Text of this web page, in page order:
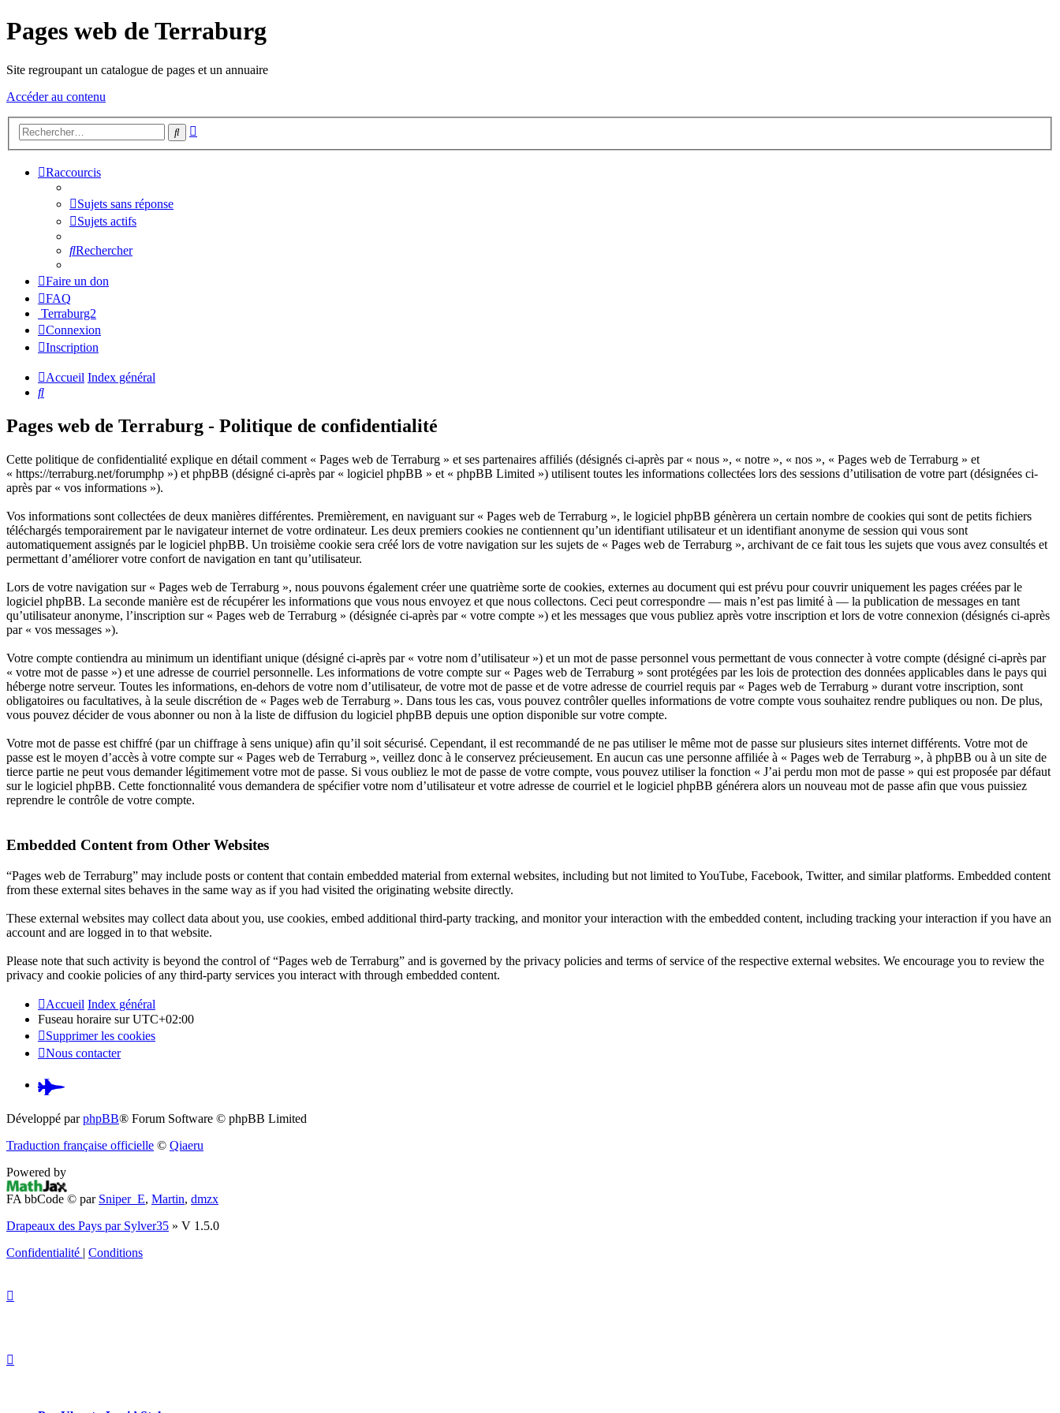
Pages web de Terraburg
Site regroupant un catalogue de pages et un annuaire
Accéder au contenu
Rechercher
Raccourcis
Sujets sans réponse
Sujets actifs
Rechercher
Faire un don
FAQ
Terraburg2
Connexion
Inscription
Accueil Index général
Rechercher
Pages web de Terraburg - Politique de confidentialité
Cette politique de confidentialité explique en détail comment « Pages web de Terraburg » et ses partenaires affiliés (désignés ci-après par « nous », « notre », « nos », « Pages web de Terraburg » et
« https://terraburg.net/forumphp ») et phpBB (désigné ci-après par « logiciel phpBB » et « phpBB Limited ») utilisent toutes les informations collectées lors des sessions d’utilisation de votre part (désignées ci-
après par « vos informations »).
Vos informations sont collectées de deux manières différentes. Premièrement, en naviguant sur « Pages web de Terraburg », le logiciel phpBB génèrera un certain nombre de cookies qui sont de petits fichiers
téléchargés temporairement par le navigateur internet de votre ordinateur. Les deux premiers cookies ne contiennent qu’un identifiant utilisateur et un identifiant anonyme de session qui vous sont
automatiquement assignés par le logiciel phpBB. Un troisième cookie sera créé lors de votre navigation sur les sujets de « Pages web de Terraburg », archivant de ce fait tous les sujets que vous avez consultés et
permettant d’améliorer votre confort de navigation en tant qu’utilisateur.
Lors de votre navigation sur « Pages web de Terraburg », nous pouvons également créer une quatrième sorte de cookies, externes au document qui est prévu pour couvrir uniquement les pages créées par le
logiciel phpBB. La seconde manière est de récupérer les informations que vous nous envoyez et que nous collectons. Ceci peut correspondre — mais n’est pas limité à — la publication de messages en tant
qu’utilisateur anonyme, l’inscription sur « Pages web de Terraburg » (désignée ci-après par « votre compte ») et les messages que vous publiez après votre inscription et lors de votre connexion (désignés ci-après
par « vos messages »).
Votre compte contiendra au minimum un identifiant unique (désigné ci-après par « votre nom d’utilisateur ») et un mot de passe personnel vous permettant de vous connecter à votre compte (désigné ci-après par
« votre mot de passe ») et une adresse de courriel personnelle. Les informations de votre compte sur « Pages web de Terraburg » sont protégées par les lois de protection des données applicables dans le pays qui
héberge notre serveur. Toutes les informations, en-dehors de votre nom d’utilisateur, de votre mot de passe et de votre adresse de courriel requis par « Pages web de Terraburg » durant votre inscription, sont
obligatoires ou facultatives, à la seule discrétion de « Pages web de Terraburg ». Dans tous les cas, vous pouvez contrôler quelles informations de votre compte vous souhaitez rendre publiques ou non. De plus,
vous pouvez décider de vous abonner ou non à la liste de diffusion du logiciel phpBB depuis une option disponible sur votre compte.
Votre mot de passe est chiffré (par un chiffrage à sens unique) afin qu’il soit sécurisé. Cependant, il est recommandé de ne pas utiliser le même mot de passe sur plusieurs sites internet différents. Votre mot de
passe est le moyen d’accès à votre compte sur « Pages web de Terraburg », veillez donc à le conservez précieusement. En aucun cas une personne affiliée à « Pages web de Terraburg », à phpBB ou à un site de
tierce partie ne peut vous demander légitimement votre mot de passe. Si vous oubliez le mot de passe de votre compte, vous pouvez utiliser la fonction « J’ai perdu mon mot de passe » qui est proposée par défaut
sur le logiciel phpBB. Cette fonctionnalité vous demandera de spécifier votre nom d’utilisateur et votre adresse de courriel et le logiciel phpBB générera alors un nouveau mot de passe afin que vous puissiez
reprendre le contrôle de votre compte.
Embedded Content from Other Websites
“Pages web de Terraburg” may include posts or content that contain embedded material from external websites, including but not limited to YouTube, Facebook, Twitter, and similar platforms. Embedded content
from these external sites behaves in the same way as if you had visited the originating website directly.
These external websites may collect data about you, use cookies, embed additional third-party tracking, and monitor your interaction with the embedded content, including tracking your interaction if you have an
account and are logged in to that website.
Please note that such activity is beyond the control of “Pages web de Terraburg” and is governed by the privacy policies and terms of service of the respective external websites. We encourage you to review the
privacy and cookie policies of any third-party services you interact with through embedded content.
Accueil Index général
Fuseau horaire surUTC+02:00
Supprimer les cookies
Nous contacter
Pardus.at
(S’ouvre
nouvel
Développé parphpBB® Forum Software © phpBB Limited
Traduction française officielle © Qiaeru
Powered by
FA bbCode © par Sniper_E, Martin, dmzx
Drapeaux des Pays par Sylver35 » V 1.5.0
Confidentialité | Conditions